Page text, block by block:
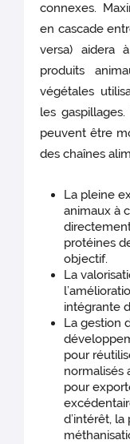
connexes.
en cascade
versa) aidera
produits
végétales
les
peuvent être
des chaînes
La pleine
animaux à
protéines
objectif.
La
intégrante
La gestion
pour
normalisés
pour
d’intérêt,